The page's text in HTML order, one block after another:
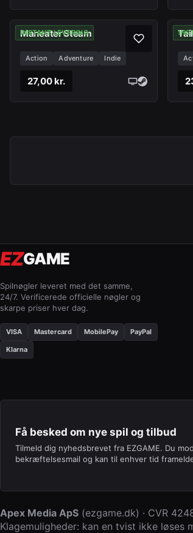
INSTANT LEVERING
Maneater Steam
Action Adventure Indie
27,00 kr.
EZGAME
Spilnøgler leveret med det samme,
24/7. Verificerede officielle nøgler og
skarpe priser hver dag.
VISA Mastercard MobilePay PayPal
Klarna
Få besked om nye spil og tilbud
Tilmeld dig nyhedsbrevet fra EZGAME. Du
bekræftelsesmail og kan til enhver tid
Apex Media ApS (ezgame.dk) · CVR
Klagemuligheder: kan en tvist ikke løses